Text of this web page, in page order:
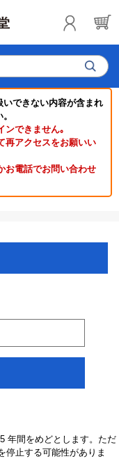
できない内容が含まれ
ンできません｡
再アクセスをお願いい
お電話でお問い合わせ
年間をめどとします。ただ
停止する可能性がありま